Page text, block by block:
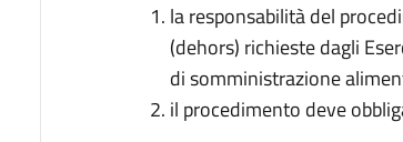
la responsabilità del
(dehors) richieste dagli
di somministrazione
il procedimento deve